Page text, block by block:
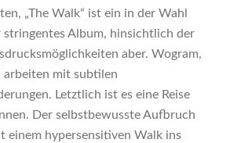
„The Walk“ ist ein in der Wahl
Album, hinsichtlich der
aber. Wogram,
arbeiten mit subtilen
Letztlich ist es eine Reise
Der selbstbewusste Aufbruch
einem hypersensitiven Walk ins